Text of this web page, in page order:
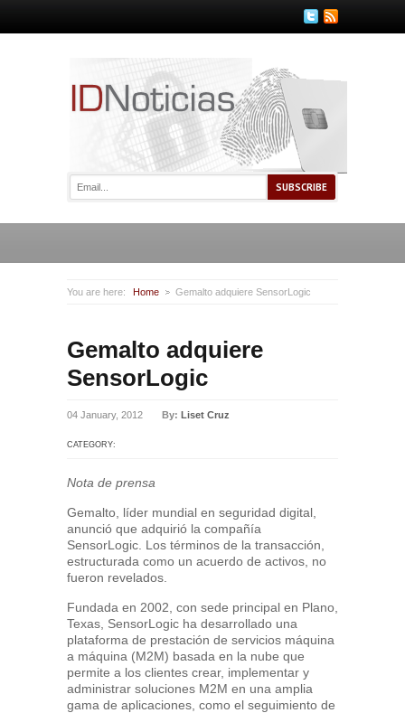
You are here: Home Gemalto adquiere SensorLogic
Gemalto adquiere
SensorLogic
04 January, 2012 By: Liset Cruz
CATEGORY:
Nota de prensa
Gemalto, líder mundial en seguridad digital,
anunció que adquirió la compañía
SensorLogic. Los términos de la transacción,
estructurada como un acuerdo de activos, no
fueron revelados.
Fundada en 2002, con sede principal en Plano,
Texas, SensorLogic ha desarrollado una
plataforma de prestación de servicios máquina
a máquina (M2M) basada en la nube que
permite a los clientes crear, implementar y
administrar soluciones M2M en una amplia
gama de aplicaciones, como el seguimiento de